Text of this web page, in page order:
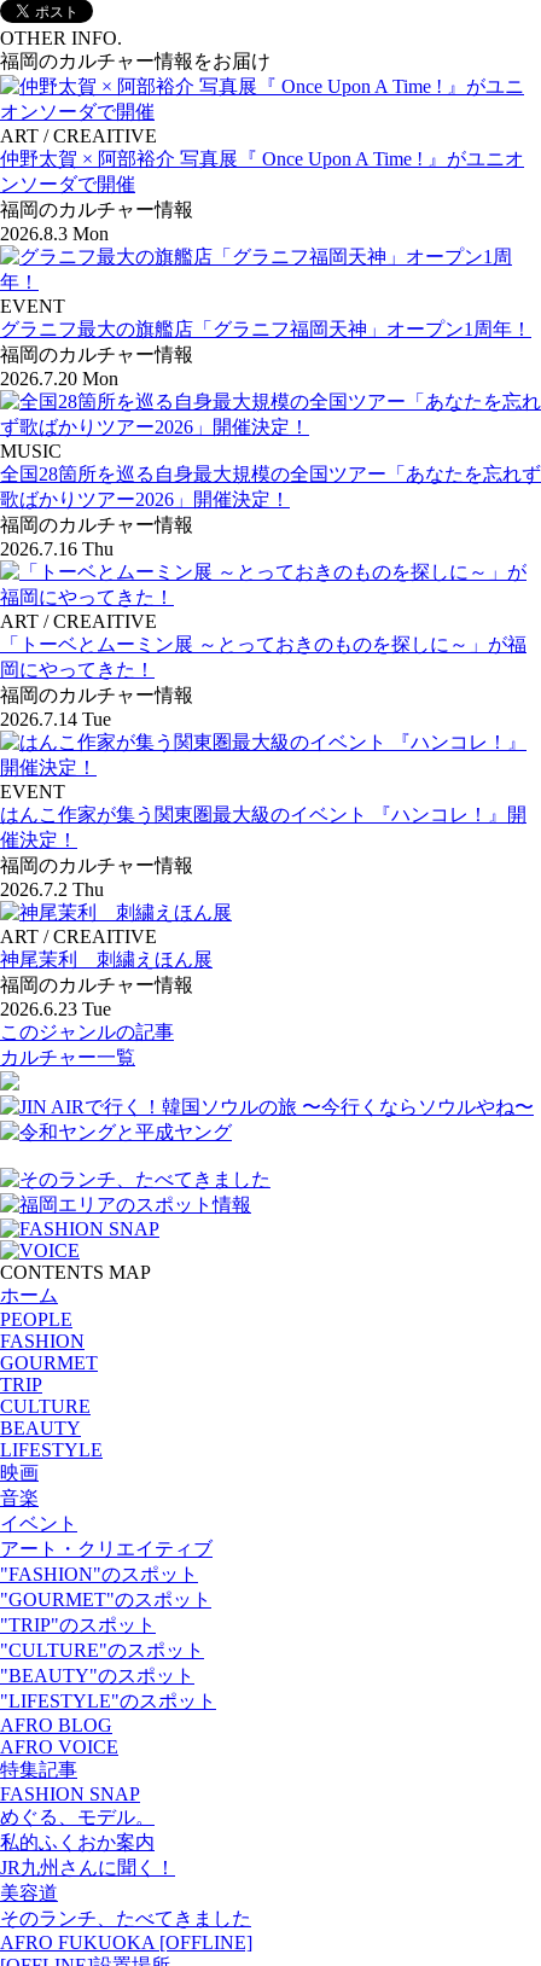
OTHER INFO.
福岡のカルチャー情報をお届け
ART / CREAITIVE
仲野太賀 × 阿部裕介 写真展『 Once Upon A Time ! 』がユニオ
ンソーダで開催
福岡のカルチャー情報
2026.8.3 Mon
EVENT
グラニフ最大の旗艦店「グラニフ福岡天神」オープン1周年！
福岡のカルチャー情報
2026.7.20 Mon
MUSIC
全国28箇所を巡る自身最大規模の全国ツアー「あなたを忘れず
歌ばかりツアー2026」開催決定！
福岡のカルチャー情報
2026.7.16 Thu
ART / CREAITIVE
「トーベとムーミン展 ～とっておきのものを探しに～」が福
岡にやってきた！
福岡のカルチャー情報
2026.7.14 Tue
EVENT
はんこ作家が集う関東圏最大級のイベント 『ハンコレ！』開
催決定！
福岡のカルチャー情報
2026.7.2 Thu
ART / CREAITIVE
神尾茉利 刺繍えほん展
福岡のカルチャー情報
2026.6.23 Tue
このジャンルの記事
カルチャー一覧
CONTENTS MAP
ホーム
PEOPLE
FASHION
GOURMET
TRIP
CULTURE
BEAUTY
LIFESTYLE
映画
音楽
イベント
アート・クリエイティブ
"FASHION"のスポット
"GOURMET"のスポット
"TRIP"のスポット
"CULTURE"のスポット
"BEAUTY"のスポット
"LIFESTYLE"のスポット
AFRO BLOG
AFRO VOICE
特集記事
FASHION SNAP
めぐる、モデル。
私的ふくおか案内
JR九州さんに聞く！
美容道
そのランチ、たべてきました
AFRO FUKUOKA [OFFLINE]